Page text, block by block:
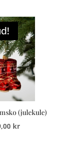
(julekule)
krNåværende